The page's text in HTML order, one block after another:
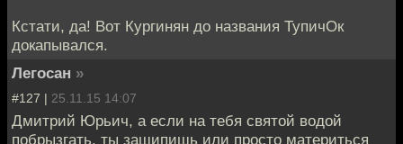
Кстати, да! Вот Кургинян до названия ТупичОк
докапывался.
Легосан »
#127 | 25.11.15 14:07
Дмитрий Юрьич, а если на тебя святой водой
побрызгать, ты зашипишь или просто материться